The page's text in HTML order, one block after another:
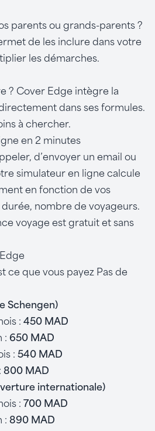
parents ou grands-parents ?
de les inclure dans votre
les démarches.
? Cover Edge intègre la
dans ses formules.
à chercher.
en 2 minutes
d’envoyer un email ou
simulateur en ligne calcule
en fonction de vos
nombre de voyageurs.
voyage est gratuit et sans
ce que vous payez Pas de
Schengen)
: 450 MAD
: 650 MAD
: 540 MAD
800 MAD
internationale)
: 700 MAD
: 890 MAD